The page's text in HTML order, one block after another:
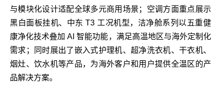
与模块化设计适配全球多元商用场景；空调方面重点展示
黑白面板挂机、中东 T3 工况机型，洁净舱系列以五重健
康净化技术叠加 AI 智能功能，满足高温地区与海外定制化
需求；同时展出了嵌入式护理机、超净洗衣机、干衣机、
烟灶、饮水机等产品，为海外客户和用户提供全温区的产
品解决方案。